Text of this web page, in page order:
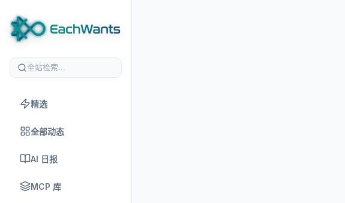
精选
全部动态
AI 日报
MCP 库